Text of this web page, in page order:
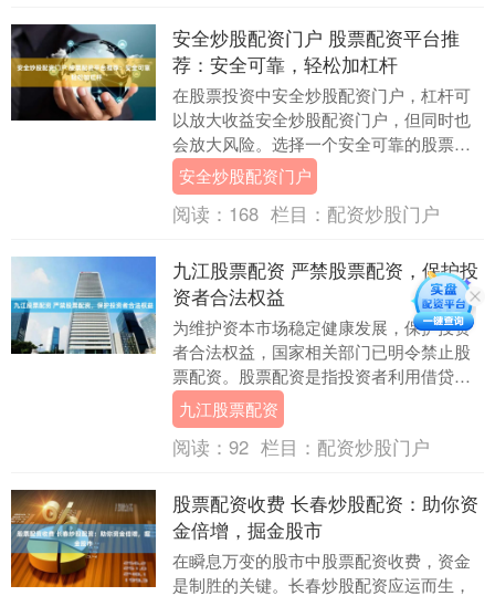
安全炒股配资门户 股票配资平台推
荐：安全可靠，轻松加杠杆
在股票投资中安全炒股配资门户，杠杆可
以放大收益安全炒股配资门户，但同时也
会放大风险。选择一个安全可靠的股票配
资平台至关重要。 * **放大收益：**配资可
以放大....
安全炒股配资门户
阅读： 168 栏目： 配资炒股门户
九江股票配资 严禁股票配资，保护投
资者合法权益
为维护资本市场稳定健康发展，保护投资
者合法权益，国家相关部门已明令禁止股
票配资。股票配资是指投资者利用借贷资
金进行股票投资的行为，具有高杠杆、高
风险的特点。 选....
九江股票配资
阅读： 92 栏目： 配资炒股门户
股票配资收费 长春炒股配资：助你资
金倍增，掘金股市
在瞬息万变的股市中股票配资收费，资金
是制胜的关键。长春炒股配资应运而生，